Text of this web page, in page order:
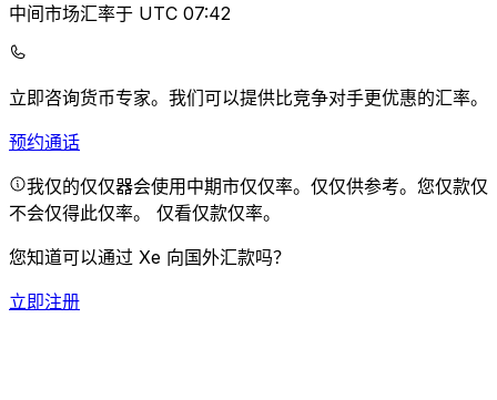
中间市场汇率于 UTC 07:42
立即咨询货币专家。 我们可以提供比竞争对手更优惠的汇率。
预约通话
我仅的仅仅器会使用中期市仅仅率。仅仅供参考。您仅款仅
不会仅得此仅率。 仅看仅款仅率。
您知道可以通过 Xe 向国外汇款吗？
立即注册